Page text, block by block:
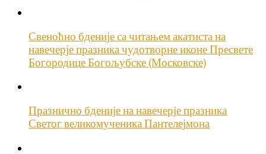
Свеноћно бденије са читањем акатиста на
навечерје празника чудотворне иконе Пресвете
Богородице Богољубске (Московске)
Празнично бденије на навечерје празника
Светог великомученика Пантелејмона